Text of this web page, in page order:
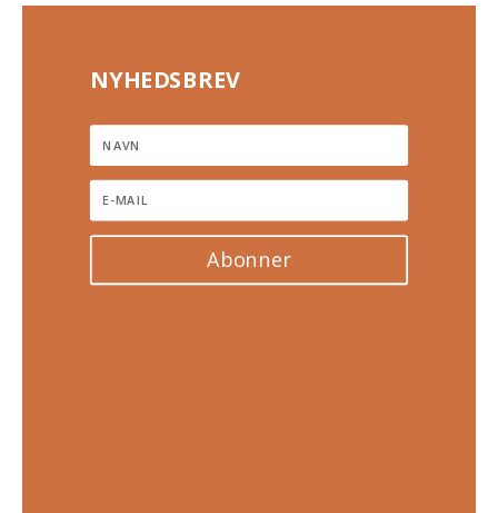
NYHEDSBREV
Abonner